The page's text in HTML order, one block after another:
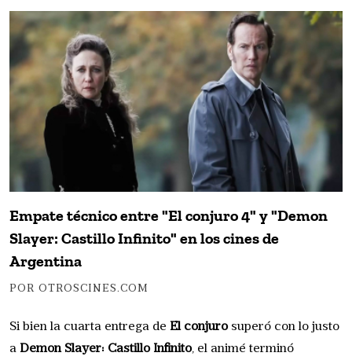
Empate técnico entre "El conjuro 4" y "Demon
Slayer: Castillo Infinito" en los cines de
Argentina
POR OTROSCINES.COM
Si bien la cuarta entrega de El conjurosuperó con lo justo
a Demon Slayer: Castillo Infinito, el animé terminó